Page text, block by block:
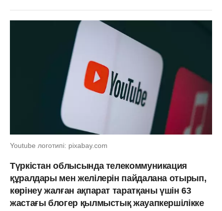
Youtube логотипі: pixabay.com
Түркістан облысында телекоммуникация
құралдары мен желілерін пайдалана отырып,
көрінеу жалған ақпарат таратқаны үшін 63
жастағы блогер қылмыстық жауапкершілікке